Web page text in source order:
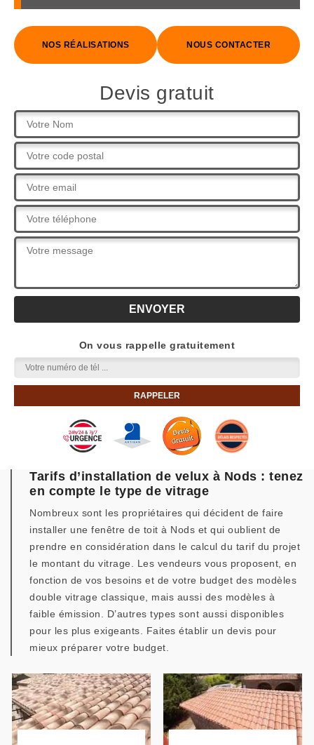
NOS RÉALISATIONS NOUS CONTACTER
Devis gratuit
On vous rappelle gratuitement
Tarifs d’installation de velux à Nods : tenez
en compte le type de vitrage
Nombreux sont les propriétaires qui décident de faire
installer une fenêtre de toit à Nods et qui oublient de
prendre en considération dans le calcul du tarif du projet
le montant du vitrage. Les vendeurs vous proposent, en
fonction de vos besoins et de votre budget des modèles
double vitrage classique, mais aussi des modèles à
faible émission. D’autres types sont aussi disponibles
pour les plus exigeants. Faites établir un devis pour
mieux préparer votre budget.